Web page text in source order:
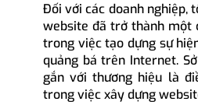
Đối với các doanh nghiệp,
website đã trở thành một
trong việc tạo dựng sự
quảng bá trên Internet.
gắn với thương hiệu là
trong việc xây dựng